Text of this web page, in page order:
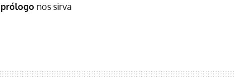
prólogo nos sirva